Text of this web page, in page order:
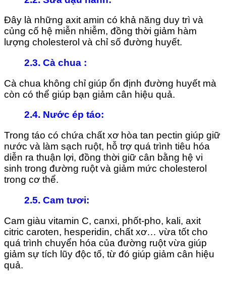
Đây là những axit amin có khả năng duy trì và
củng cố hệ miễn nhiễm, đồng thời giảm hàm
lượng cholesterol và chỉ số đường huyết.
2.3. Cà chua :
Cà chua không chỉ giúp ổn định đường huyết mà
còn có thể giúp bạn giảm cân hiệu quả.
2.4. Nước ép táo:
Trong táo có chứa chất xơ hòa tan pectin giúp giữ
nước và làm sạch ruột, hỗ trợ quá trình tiêu hóa
diễn ra thuận lợi, đồng thời giữ cân bằng hệ vi
sinh trong đường ruột và giảm mức cholesterol
trong cơ thể.
2.5. Cam tươi:
Cam giàu vitamin C, canxi, phốt-pho, kali, axit
citric caroten, hesperidin, chất xơ… vừa tốt cho
quá trình chuyển hóa của đường ruột vừa giúp
giảm sự tích lũy độc tố, từ đó giúp giảm cân hiệu
quả.